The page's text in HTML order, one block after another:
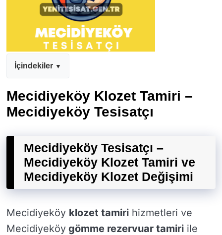
İçindekiler
Mecidiyeköy Klozet Tamiri –
Mecidiyeköy Tesisatçı
Mecidiyeköy Tesisatçı –
Mecidiyeköy Klozet Tamiri ve
Mecidiyeköy Klozet Değişimi
Mecidiyeköy klozet tamiri hizmetleri ve
Mecidiyeköy gömme rezervuar tamiri ile